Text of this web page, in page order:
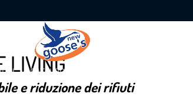
CATALOGHI
LIVING
e riduzione dei rifiuti